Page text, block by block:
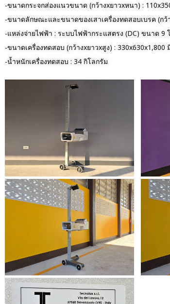
-ขนาดกระจกส่องแนวขนาด (กว้างxยาวxหนา) :
-ขนาดลักษณะและขนาดของเสาเครื่องทดสอบเบรค (ก
-แหล่งจ่ายไฟฟ้า : ระบบไฟฟ้ากระแสตรง (DC) ขนาด 9
-ขนาดเครื่องทดสอบ (กว้างxยาวxสูง) : 330x630x1,800
-น้ำหนักเครื่องทดสอบ : 34 กิโลกรัม